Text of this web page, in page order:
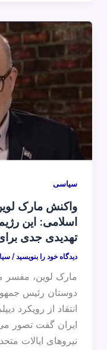
سیاسی
واکنش مارک
اسلامی: این
تهدیدی جدی
دیدگاه‌ خود را بنویسید /
مارک لوین، مفسر
دوستان رئیس
انتقاد از رویکرد
ایران گفت تصور
نیروهای ایالات